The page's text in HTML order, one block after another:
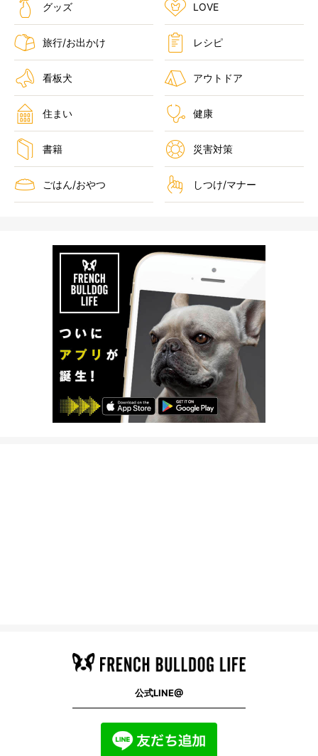
グッズ LOVE
旅行/お出かけ レシピ
看板犬 アウトドア
住まい 健康
書籍 災害対策
ごはん/おやつ しつけ/マナー
公式LINE@